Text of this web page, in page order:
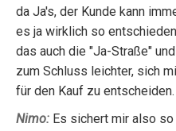
da Ja's, der Kunde kann
es ja wirklich so
das auch die "Ja-Straße"
zum Schluss leichter, sich
für den Kauf zu entscheiden.
Nimo: Es sichert mir also